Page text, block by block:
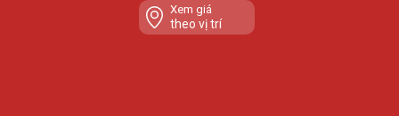
Xem giá
theo vị trí